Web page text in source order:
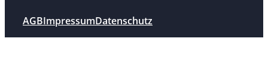
AGBImpressumDatenschutz